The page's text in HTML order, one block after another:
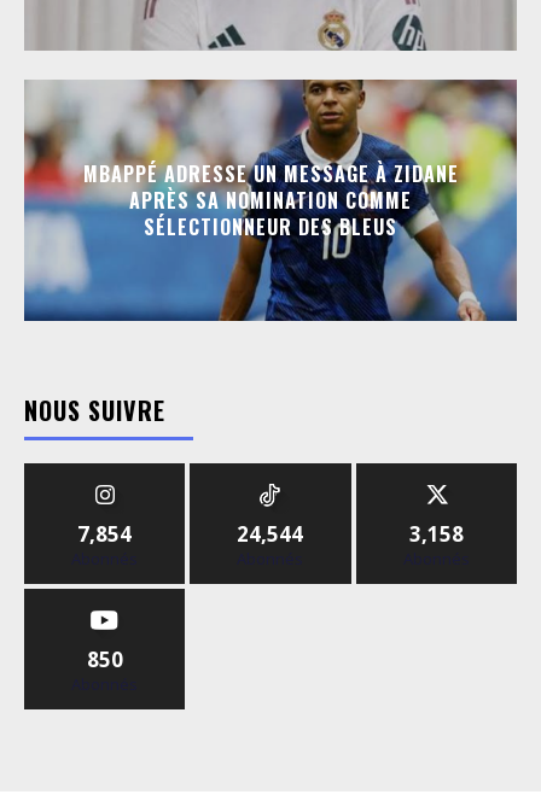
MBAPPÉ ADRESSE UN MESSAGE À ZIDANE
APRÈS SA NOMINATION COMME
SÉLECTIONNEUR DES BLEUS
NOUS SUIVRE
7,854
Abonnés
24,544
Abonnés
3,158
Abonnés
850
Abonnés